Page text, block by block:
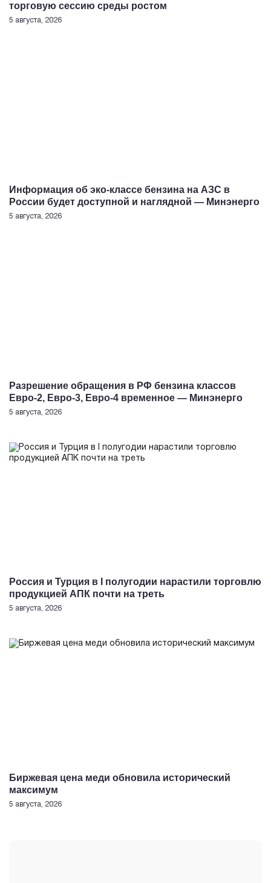
торговую сессию среды ростом
5 августа, 2026
Информация об эко-классе бензина на АЗС в
России будет доступной и наглядной — Минэнерго
5 августа, 2026
Разрешение обращения в РФ бензина классов
Евро-2, Евро-3, Евро-4 временное — Минэнерго
5 августа, 2026
Россия и Турция в I полугодии нарастили торговлю
продукцией АПК почти на треть
5 августа, 2026
Биржевая цена меди обновила исторический
максимум
5 августа, 2026